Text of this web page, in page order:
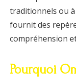
traditionnels ou
fournit des
compréhension
Pourquoi